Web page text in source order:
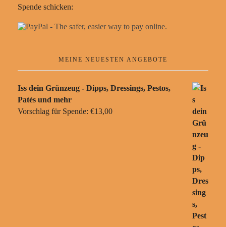
Spende schicken:
MEINE NEUESTEN ANGEBOTE
Iss dein Grünzeug - Dipps, Dressings, Pestos,
Patés und mehr
Vorschlag für Spende: €13,00